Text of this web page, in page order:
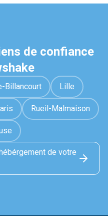
de confiance
Billancourt Lille
Rueil-Malmaison
de votre